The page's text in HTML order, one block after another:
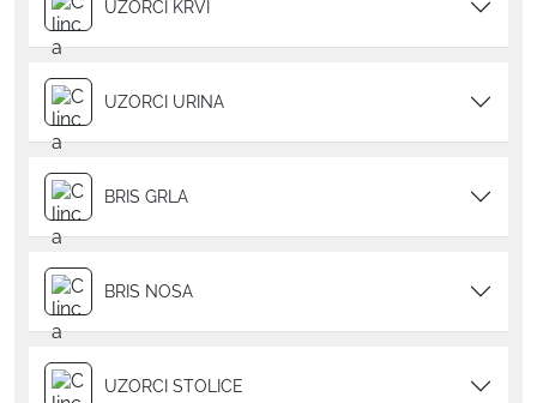
UZORCI KRVI
UZORCI URINA
BRIS GRLA
BRIS NOSA
UZORCI STOLICE